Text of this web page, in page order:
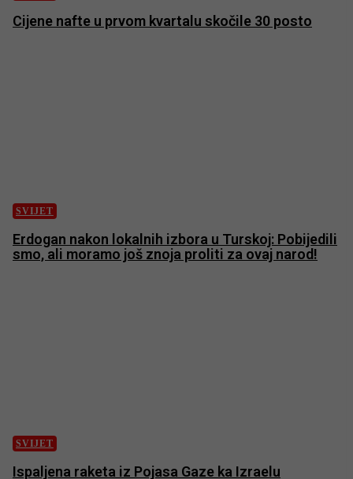
Cijene nafte u prvom kvartalu skočile 30 posto
SVIJET
Erdogan nakon lokalnih izbora u Turskoj: Pobijedili
smo, ali moramo još znoja proliti za ovaj narod!
SVIJET
Ispaljena raketa iz Pojasa Gaze ka Izraelu